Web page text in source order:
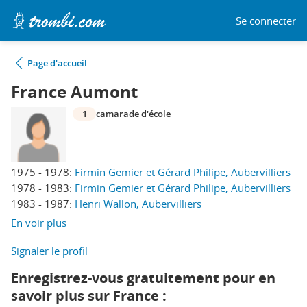
Se connecter
Page d'accueil
France Aumont
1975 - 1978: Firmin Gemier et Gérard Philipe, Aubervilliers
1978 - 1983: Firmin Gemier et Gérard Philipe, Aubervilliers
1983 - 1987: Henri Wallon, Aubervilliers
En voir plus
1 camarade d'école
Signaler le profil
Enregistrez-vous gratuitement pour en
savoir plus sur France :